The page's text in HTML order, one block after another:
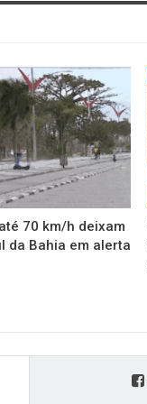
70 km/h deixam
da Bahia em alerta